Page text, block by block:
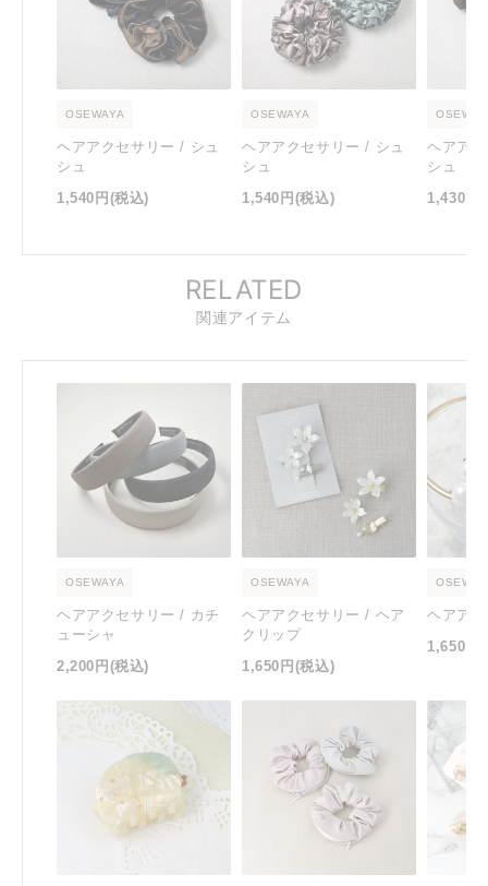
OSEWAYA
ヘアアクセサリー / シュ
シュ
1,540円 (税込)
OSEWAYA
ヘアアクセサリー / シュ
シュ
1,540円 (税込)
ヘアア
シュ
1,430円
RELATED
関連アイテム
OSEWAYA
ヘアアクセサリー / カチ
ューシャ
2,200円 (税込)
OSEWAYA
ヘアアクセサリー / ヘア
クリップ
1,650円 (税込)
ヘアア
1,650円